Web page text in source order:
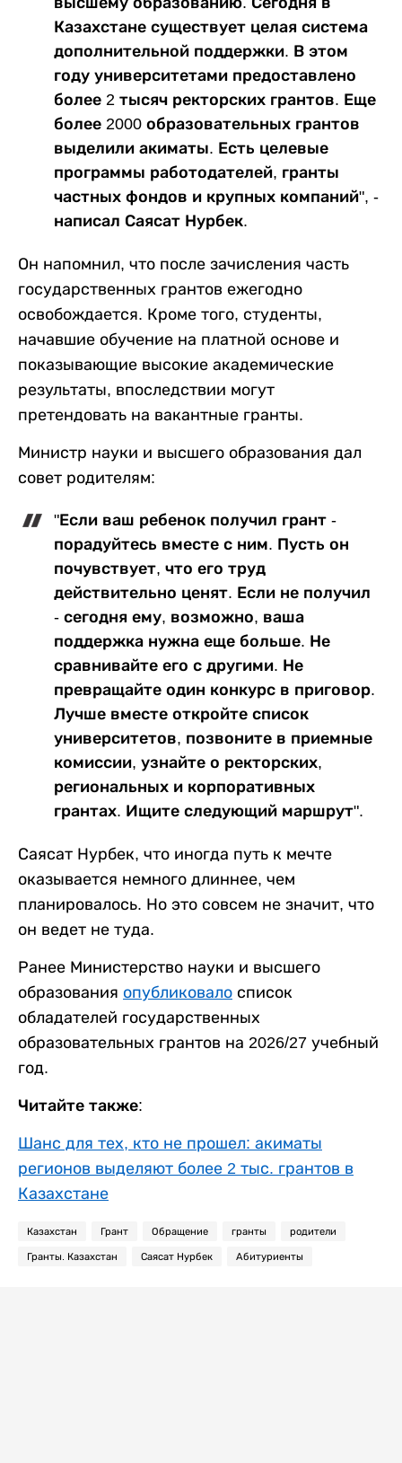
Казахстане существует целая система
дополнительной поддержки. В этом
году университетами предоставлено
более 2 тысяч ректорских грантов. Еще
более 2000 образовательных грантов
выделили акиматы. Есть целевые
программы работодателей, гранты
частных фондов и крупных компаний", -
написал Саясат Нурбек.
Он напомнил, что после зачисления часть
государственных грантов ежегодно
освобождается. Кроме того, студенты,
начавшие обучение на платной основе и
показывающие высокие академические
результаты, впоследствии могут
претендовать на вакантные гранты.
Министр науки и высшего образования дал
совет родителям:
"Если ваш ребенок получил грант -
порадуйтесь вместе с ним. Пусть он
почувствует, что его труд
действительно ценят. Если не получил
- сегодня ему, возможно, ваша
поддержка нужна еще больше. Не
сравнивайте его с другими. Не
превращайте один конкурс в приговор.
Лучше вместе откройте список
университетов, позвоните в приемные
комиссии, узнайте о ректорских,
региональных и корпоративных
грантах. Ищите следующий маршрут".
Саясат Нурбек, что иногда путь к мечте
оказывается немного длиннее, чем
планировалось. Но это совсем не значит, что
он ведет не туда.
Ранее Министерство науки и высшего
образования опубликовало список
обладателей государственных
образовательных грантов на 2026/27 учебный
год.
Читайте также:
Шанс для тех, кто не прошел: акиматы
регионов выделяют более 2 тыс. грантов в
Казахстане
Казахстан Грант Обращение гранты родители
Гранты. Казахстан Саясат Нурбек Абитуриенты